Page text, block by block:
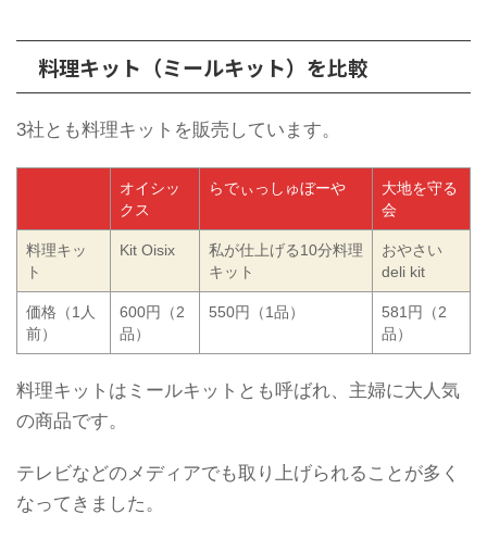
料理キット（ミールキット）を比較
3社とも料理キットを販売しています。
オイシッ
クス
らでぃっしゅぼーや
大地を守る
会
料理キッ
ト
Kit Oisix
私が仕上げる10分料理
キット
おやさい
deli kit
価格（1人
前）
600円（2
品）
550円（1品）
581円（2
品）
料理キットはミールキットとも呼ばれ、主婦に大人気
の商品です。
テレビなどのメディアでも取り上げられることが多く
なってきました。